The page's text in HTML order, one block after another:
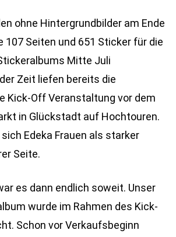
ohne Hintergrundbilder am Ende
107 Seiten und 651 Sticker für die
Mitte Juli
Zeit liefen bereits die
Kick-Off Veranstaltung vor dem
in Glückstadt auf Hochtouren.
Edeka Frauen als starker
Seite.
es dann endlich soweit. Unser
wurde im Rahmen des Kick-
Schon vor Verkaufsbeginn